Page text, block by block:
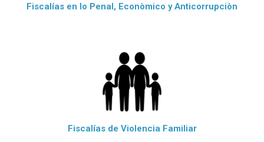
Fiscalías en lo Penal, Econòmico y Anticorrupciòn
Fiscalías de Violencia Familiar